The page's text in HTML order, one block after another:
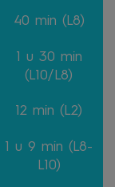
40 min (L8)
1 u 30 min
(L10/L8)
12 min (L2)
1 u 9 min (L8-
L10)